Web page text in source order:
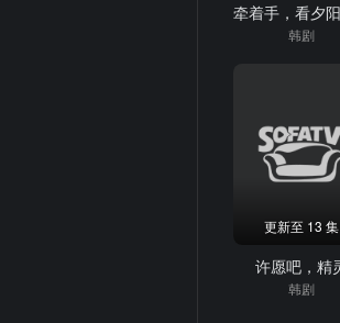
韩剧
更新至 13 集
许愿吧，精
韩剧